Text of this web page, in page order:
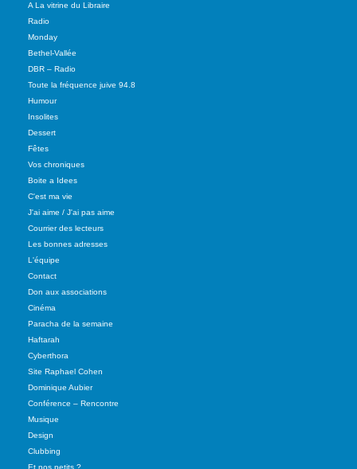
A La vitrine du Libraire
Radio
Monday
Bethel-Vallée
DBR – Radio
Toute la fréquence juive 94.8
Humour
Insolites
Dessert
Fêtes
Vos chroniques
Boite a Idees
C'est ma vie
J'ai aime / J'ai pas aime
Courrier des lecteurs
Les bonnes adresses
L'équipe
Contact
Don aux associations
Cinéma
Paracha de la semaine
Haftarah
Cyberthora
Site Raphael Cohen
Dominique Aubier
Conférence – Rencontre
Musique
Design
Clubbing
Et nos petits ?